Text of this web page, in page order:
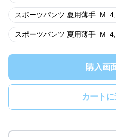
スポーツパンツ 夏用薄手 M
スポーツパンツ 夏用薄手 M
購入画
カート